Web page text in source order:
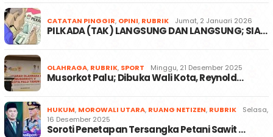
CATATAN PINGGIR, OPINI, RUBRIK Jumat, 2 Januari 2026
PILKADA (TAK) LANGSUNG DAN LANGSUNG; SIA…
OLAHRAGA, RUBRIK, SPORT Minggu, 21 Desember 2025
Musorkot Palu; Dibuka Wali Kota, Reynold…
HUKUM, MOROWALI UTARA, RUANG NETIZEN, RUBRIK
Selasa,
16 Desember 2025
Soroti Penetapan Tersangka Petani Sawit …